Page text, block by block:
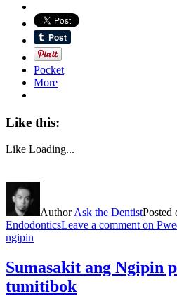
Pocket
More
Like this:
Like Loading...
AuthorAsk the DentistPosted
EndodonticsLeave a comment on
ngipin
Sumasakit ang Ngipin
tumitibok